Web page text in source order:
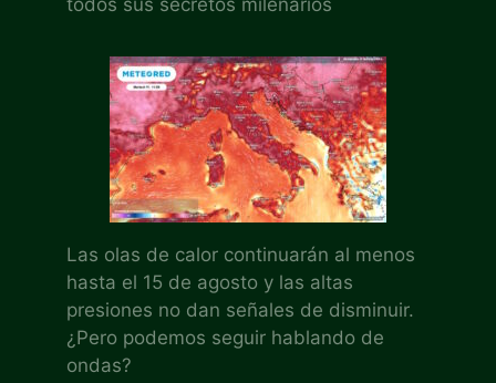
Las olas de calor continuarán al menos
hasta el 15 de agosto y las altas
presiones no dan señales de disminuir.
¿Pero podemos seguir hablando de
ondas?